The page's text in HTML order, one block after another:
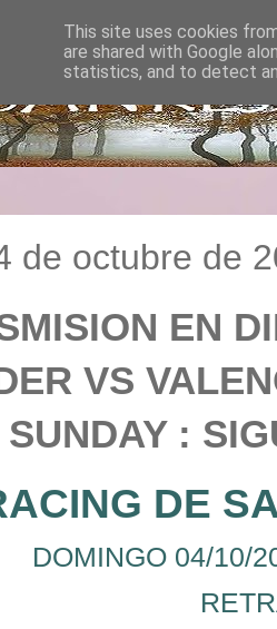
de octubre de
EN
VS
:
DE
DOMINGO 04/10/
This site uses cookies
are shared with Google
statistics, and to detect